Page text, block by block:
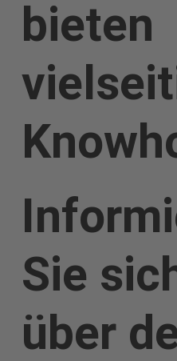
bieten
Sie
über